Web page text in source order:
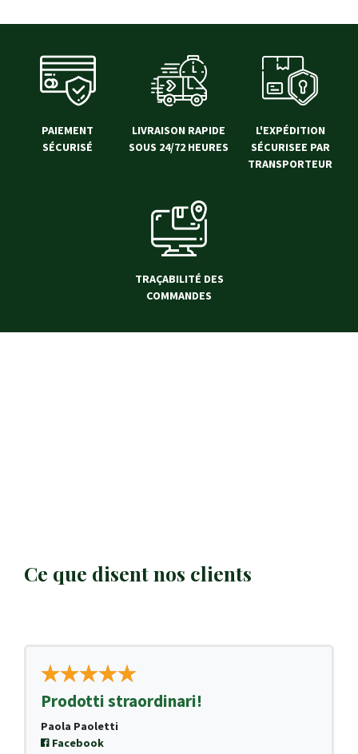
PAIEMENT
SÉCURISÉ
LIVRAISON RAPIDE
SOUS 24/72 HEURES
L'EXPÉDITION
SÉCURISEE PAR
TRANSPORTEUR
TRAÇABILITÉ DES
COMMANDES
Ce que disent nos clients
Prodotti straordinari!
Paola Paoletti
Facebook